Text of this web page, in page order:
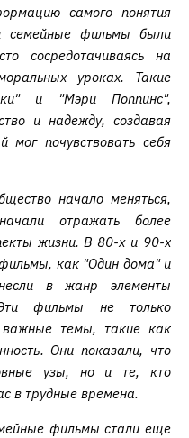
самого понятия
семейные фильмы были
сосредотачиваясь на
уроках. Такие
и "Мэри Поппинс",
и надежду, создавая
почувствовать себя
начало меняться,
отражать более
жизни. В 80-х и 90-х
как "Один дома" и
в жанр элементы
фильмы не только
темы, такие как
Они показали, что
узы, но и те, кто
в трудные времена.
фильмы стали еще